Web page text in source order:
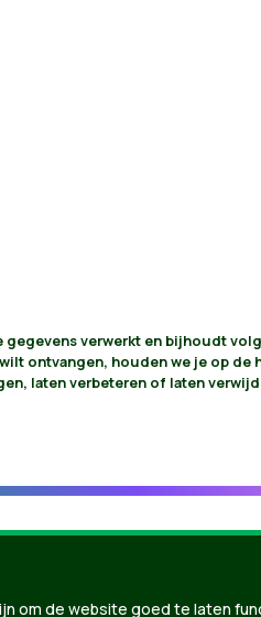
gegevens verwerkt en bijhoudt
ontvangen, houden we je op de
laten verbeteren of laten
om de website goed te laten